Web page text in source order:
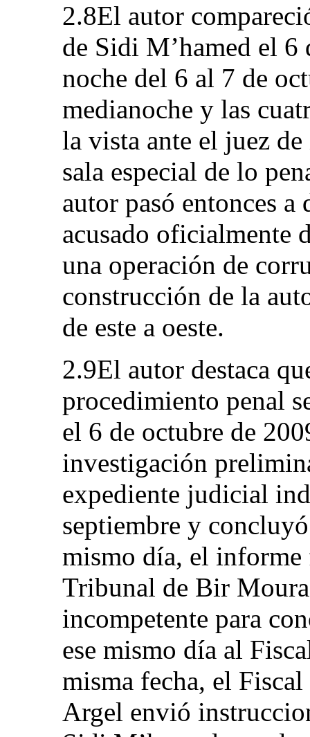
2.8El autor
de Sidi M’hamed el 6
noche del 6 al 7 de
medianoche y las
la vista ante el juez
sala especial de lo
autor pasó entonces
acusado oficialmente
una operación de
construcción de la
de este a oeste.
2.9El autor destaca
procedimiento penal
el 6 de octubre de
investigación
expediente judicial
septiembre y
mismo día, el
Tribunal de Bir
incompetente para
ese mismo día al
misma fecha, el
Argel envió